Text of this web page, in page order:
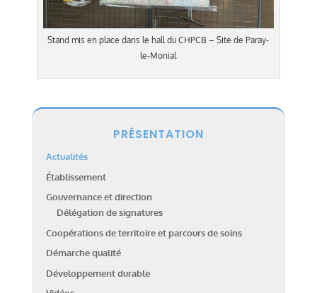
Stand mis en place dans le hall du CHPCB – Site de Paray-
le-Monial
PRÉSENTATION
Actualités
Établissement
Gouvernance et direction
Délégation de signatures
Coopérations de territoire et parcours de soins
Démarche qualité
Développement durable